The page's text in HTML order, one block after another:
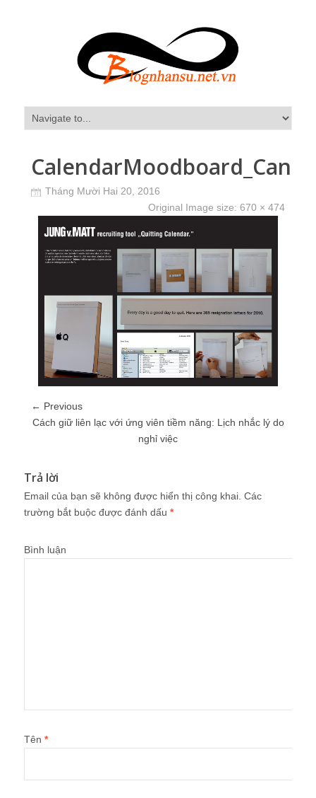
Tháng Mười Hai 20, 2016
Original Image size: 670 × 474
← Previous
Cách giữ liên lạc với ứng viên tiềm năng: Lịch nhắc lý do
nghỉ việc
Trả lời
Email của bạn sẽ không được hiển thị công khai. Các
trường bắt buộc được đánh dấu *
Bình luận
Tên *